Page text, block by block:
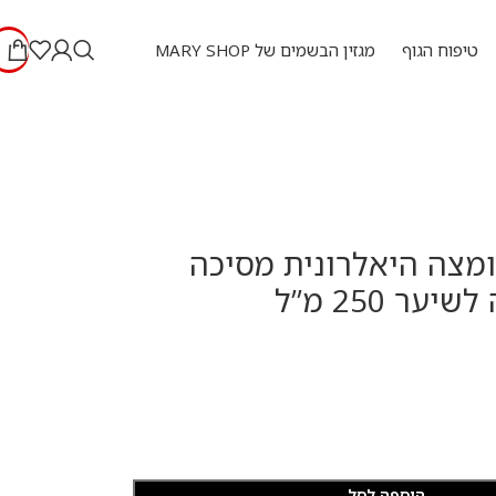
טיפוח הגוף מגזין הבשמים של MARY SHOP
היאלרונית מסיכה
250 מ”ל